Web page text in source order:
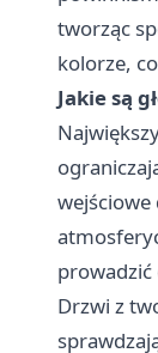
tworząc
kolorze,
Jakie są
wejściowe
prowadzić
Drzwi z